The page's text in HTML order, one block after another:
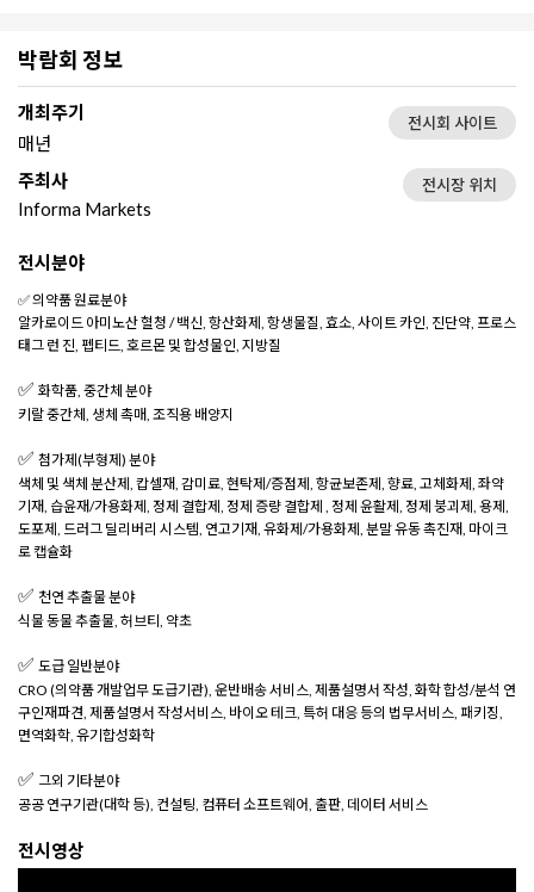
박람회 정보
개최주기
매년
전시회 사이트
주최사
Informa Markets
전시장 위치
전시분야
✅ 의약품 원료분야
알카로이드 아미노산 혈청 / 백신, 항산화제, 항생물질, 효소, 사이트 카인, 진단약, 프로스
태그 런 진, 펩티드, 호르몬 및 합성물인, 지방질
✅ 화학품, 중간체 분야
키랄 중간체, 생체 촉매, 조직용 배양지
✅ 첨가제(부형제) 분야
색체 및 색체 분산제, 캅셀재, 감미료, 현탁제/증점제, 항균보존제, 향료, 고체화제, 좌약
기재, 습윤재/가용화제, 정제 결합제, 정제 증량 결합제 , 정제 윤활제, 정제 붕괴제, 용제,
도포제, 드러그 딜리버리 시스템, 연고기재, 유화제/가용화제, 분말 유동 촉진재, 마이크
로 캡슐화
✅ 천연 추출물 분야
식물 동물 추출물, 허브티, 약초
✅ 도급 일반분야
CRO (의약품 개발업무 도급기관), 운반배송 서비스, 제품설명서 작성, 화학 합성/분석 연
구인재파견, 제품설명서 작성서비스, 바이오 테크, 특허 대응 등의 법무서비스, 패키징,
면역화학, 유기합성화학
✅ 그외 기타분야
공공 연구기관(대학 등), 컨설팅, 컴퓨터 소프트웨어, 출판, 데이터 서비스
전시영상